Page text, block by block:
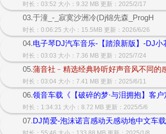
时长：03:52 大小：9.32 MB 更新：2025/2/17
03.于潼_-_寂寞沙洲冷(Dj锦先森_ProgH
时长：0:06:25 大小：15.5MB 更新：2026/6/26
04.电子琴DJ汽车音乐-【踏浪新版】-DJ小
时长：03:03 大小：7.36 MB 更新：2025/7/24
05.蒲音社﹣精选经典聆听好声音风不同的
时长：03:04 大小：7.41 MB 更新：2025/6/11
06.领音车载《【破碎的梦·与泪拥抱】客
时长：1:34:31 大小：8.72 MB 更新：2025/5/6
07.DJ简爱-泡沫诺言感动天感动地中文车